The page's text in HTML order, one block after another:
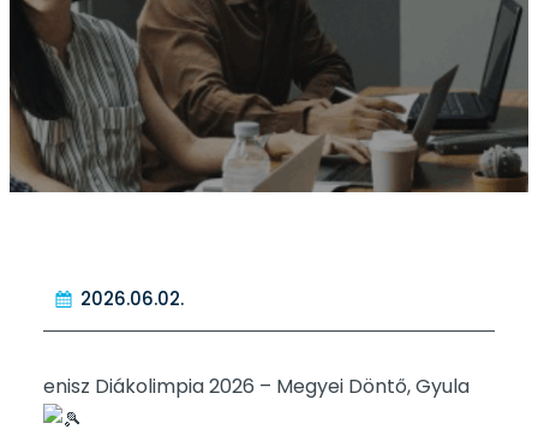
2026.06.02.
enisz Diákolimpia 2026 – Megyei Döntő, Gyula